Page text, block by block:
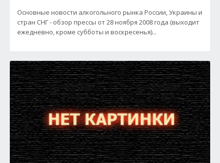
Основные новости алкогольного рынка России, Украины и
стран СНГ - обзор прессы от 28 ноября 2008 года (выходит
ежедневно, кроме субботы и воскресенья)...